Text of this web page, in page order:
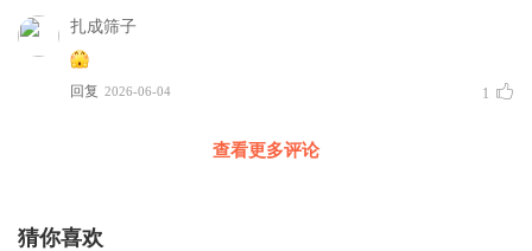
古籍都有继承和学习的必要。取其精华，弃其糟粕，永远是
最重要的。
扎成筛子
回复 2026-06-04 1
查看更多评论
猜你喜欢